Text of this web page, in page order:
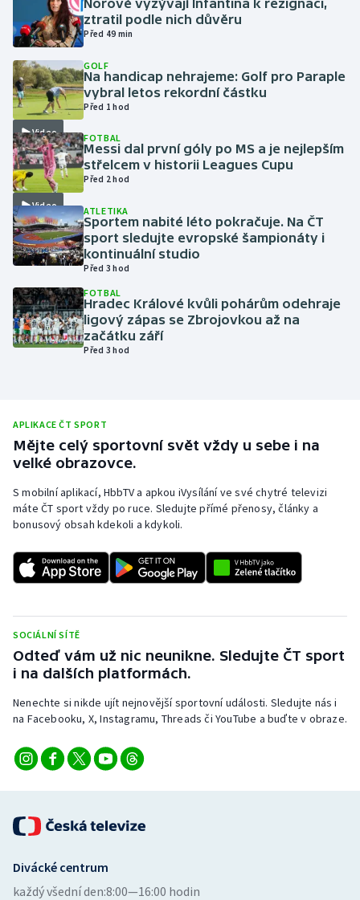
Judo
Krasobruslení
Lezení
Lyže a snowboard
Moderní pětiboj
Motorsport
Olympijské hry
Parasport
Plavání
Ragby
Rychlobruslení
Rychlostní kanoistika
Sportovní střelba
Stolní tenis
Triatlon
Veslování
Volejbal
Norové vyzývají Infantina k rezignaci,
ztratil podle nich důvěru
Před 49 min
Video
GOLF
Na handicap nehrajeme: Golf pro Paraple
vybral letos rekordní částku
Před 1 hod
Video
FOTBAL
Messi dal první góly po MS a je nejlepším
střelcem v historii Leagues Cupu
Před 2 hod
ATLETIKA
Sportem nabité léto pokračuje. Na ČT
sport sledujte evropské šampionáty i
kontinuální studio
Před 3 hod
FOTBAL
Hradec Králové kvůli pohárům odehraje
ligový zápas se Zbrojovkou až na
začátku září
Před 3 hod
APLIKACE ČT SPORT
Mějte celý sportovní svět vždy u sebe i na
velké obrazovce.
S mobilní aplikací, HbbTV a apkou iVysílání ve své chytré televizi
máte ČT sport vždy po ruce. Sledujte přímé přenosy, články a
bonusový obsah kdekoli a kdykoli.
SOCIÁLNÍ SÍTĚ
Odteď vám už nic neunikne. Sledujte ČT sport
i na dalších platformách.
Nenechte si nikde ujít nejnovější sportovní události. Sledujte nás i
na Facebooku, X, Instagramu, Threads či YouTube a buďte v obraze.
Divácké centrum
každý všední den:8:00—16:00 hodin